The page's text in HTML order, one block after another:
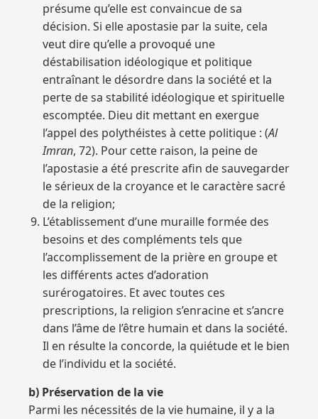
présume qu’elle est convaincue de sa
décision. Si elle apostasie par la suite, cela
veut dire qu’elle a provoqué une
déstabilisation idéologique et politique
entraînant le désordre dans la société et la
perte de sa stabilité idéologique et spirituelle
escomptée. Dieu dit mettant en exergue
l’appel des polythéistes à cette politique : (Al
Imran, 72). Pour cette raison, la peine de
l’apostasie a été prescrite afin de sauvegarder
le sérieux de la croyance et le caractère sacré
de la religion;
L’établissement d’une muraille formée des
besoins et des compléments tels que
l’accomplissement de la prière en groupe et
les différents actes d’adoration
surérogatoires. Et avec toutes ces
prescriptions, la religion s’enracine et s’ancre
dans l’âme de l’être humain et dans la société.
Il en résulte la concorde, la quiétude et le bien
de l’individu et la société.
b) Préservation de la vie
Parmi les nécessités de la vie humaine, il y a la